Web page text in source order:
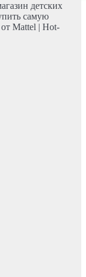
детских
самую
Mattel | Hot-